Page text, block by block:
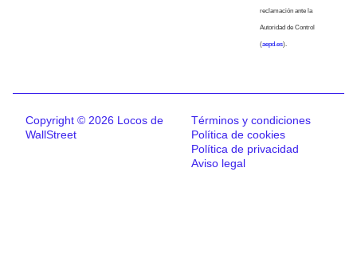
reclamación ante la
Autoridad de Control
(aepd.es).
Copyright © 2026 Locos de
WallStreet
Términos y condiciones
Política de cookies
Política de privacidad
Aviso legal